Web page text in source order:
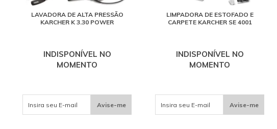
LAVADORA DE ALTA PRESSÃO
KARCHER K 3.30 POWER
INDISPONÍVEL NO
MOMENTO
Avise-me
LIMPADORA DE ESTOFADO E
CARPETE KARCHER SE 4001
INDISPONÍVEL NO
MOMENTO
Avise-me